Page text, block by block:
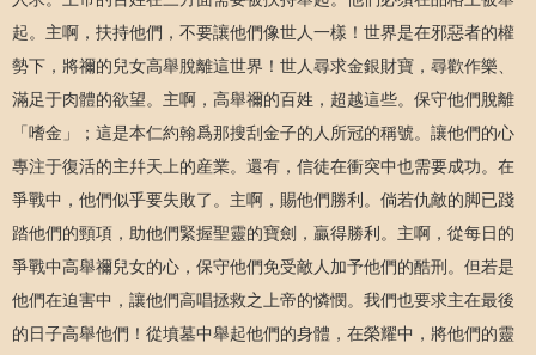
起。主啊，扶持他們，不要讓他們像世人一樣！世界是在邪惡者的權
勢下，將禰的兒女高舉脫離這世界！世人尋求金銀財寶，尋歡作樂、
滿足于肉體的欲望。主啊，高舉禰的百姓，超越這些。保守他們脫離
「嗜金」；這是本仁約翰爲那搜刮金子的人所冠的稱號。讓他們的心
專注于復活的主幷天上的産業。還有，信徒在衝突中也需要成功。在
爭戰中，他們似乎要失敗了。主啊，賜他們勝利。倘若仇敵的脚已踐
踏他們的頸項，助他們緊握聖靈的寶劍，贏得勝利。主啊，從每日的
爭戰中高舉禰兒女的心，保守他們免受敵人加予他們的酷刑。但若是
他們在迫害中，讓他們高唱拯救之上帝的憐憫。我們也要求主在最後
的日子高舉他們！從墳墓中舉起他們的身體，在榮耀中，將他們的靈